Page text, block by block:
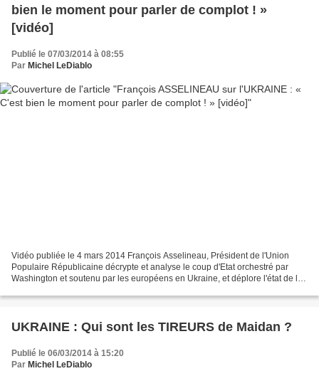
bien le moment pour parler de complot ! »
[vidéo]
Publié le 07/03/2014 à 08:55
Par Michel LeDiablo
Vidéo publiée le 4 mars 2014 François Asselineau, Président de l'Union
Populaire Républicaine décrypte et analyse le coup d'Etat orchestré par
Washington et soutenu par les européens en Ukraine, et déplore l'état de la
UKRAINE : Qui sont les TIREURS de Maidan ?
Publié le 06/03/2014 à 15:20
Par Michel LeDiablo